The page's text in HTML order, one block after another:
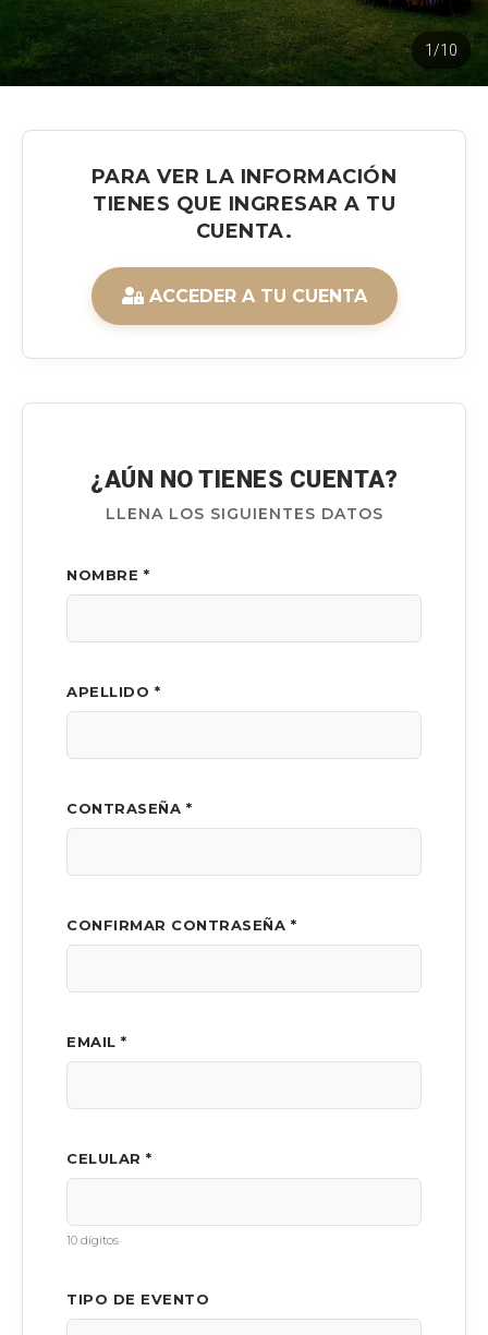
1/10
PARA VER LA INFORMACIÓN
TIENES QUE INGRESAR A TU
CUENTA.
ACCEDER A TU CUENTA
¿AÚN NO TIENES CUENTA?
LLENA LOS SIGUIENTES DATOS
NOMBRE *
APELLIDO *
CONTRASEÑA *
CONFIRMAR CONTRASEÑA *
EMAIL *
CELULAR *
10 dígitos
TIPO DE EVENTO